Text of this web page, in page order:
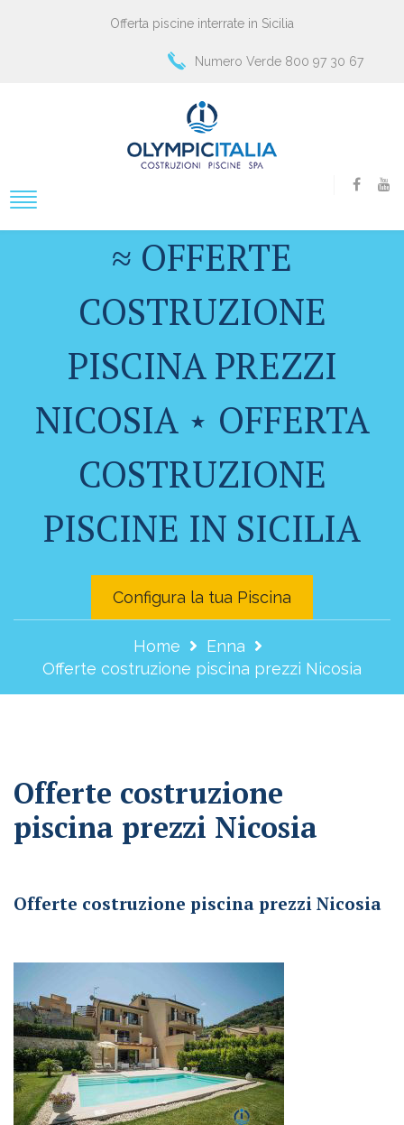
Offerta piscine interrate in Sicilia
Numero Verde 800 97 30 67
≈ OFFERTE
COSTRUZIONE
PISCINA PREZZI
NICOSIA ⋆ OFFERTA
COSTRUZIONE
PISCINE IN SICILIA
Configura la tua Piscina
Home
Enna
Offerte costruzione piscina prezzi Nicosia
Offerte costruzione
piscina prezzi Nicosia
Offerte costruzione piscina prezzi Nicosia